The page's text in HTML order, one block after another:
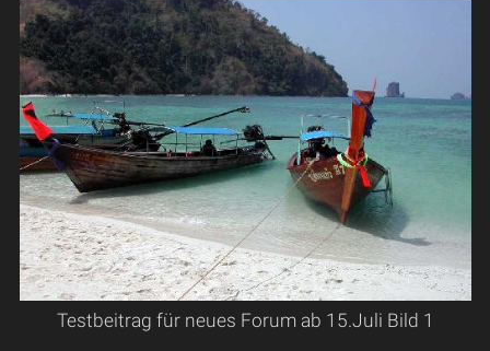
Testbeitrag für neues Forum ab 15.Juli Bild 1